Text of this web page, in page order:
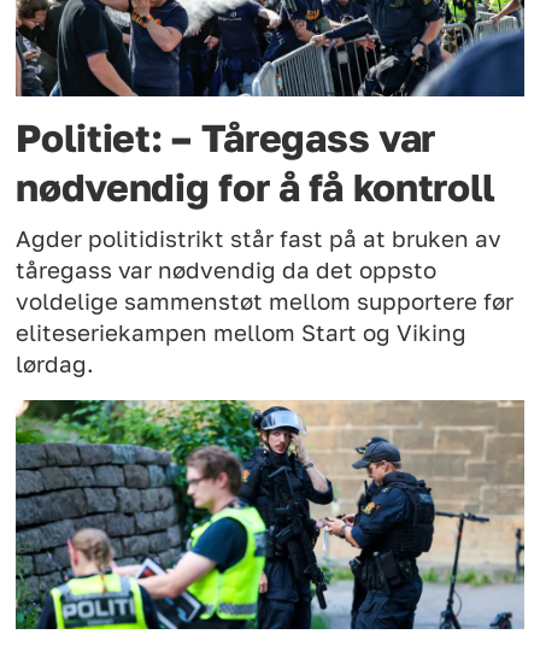
Politiet: – Tåregass var
nødvendig for å få kontroll
Agder politidistrikt står fast på at bruken av
tåregass var nødvendig da det oppsto
voldelige sammenstøt mellom supportere før
eliteseriekampen mellom Start og Viking
lørdag.